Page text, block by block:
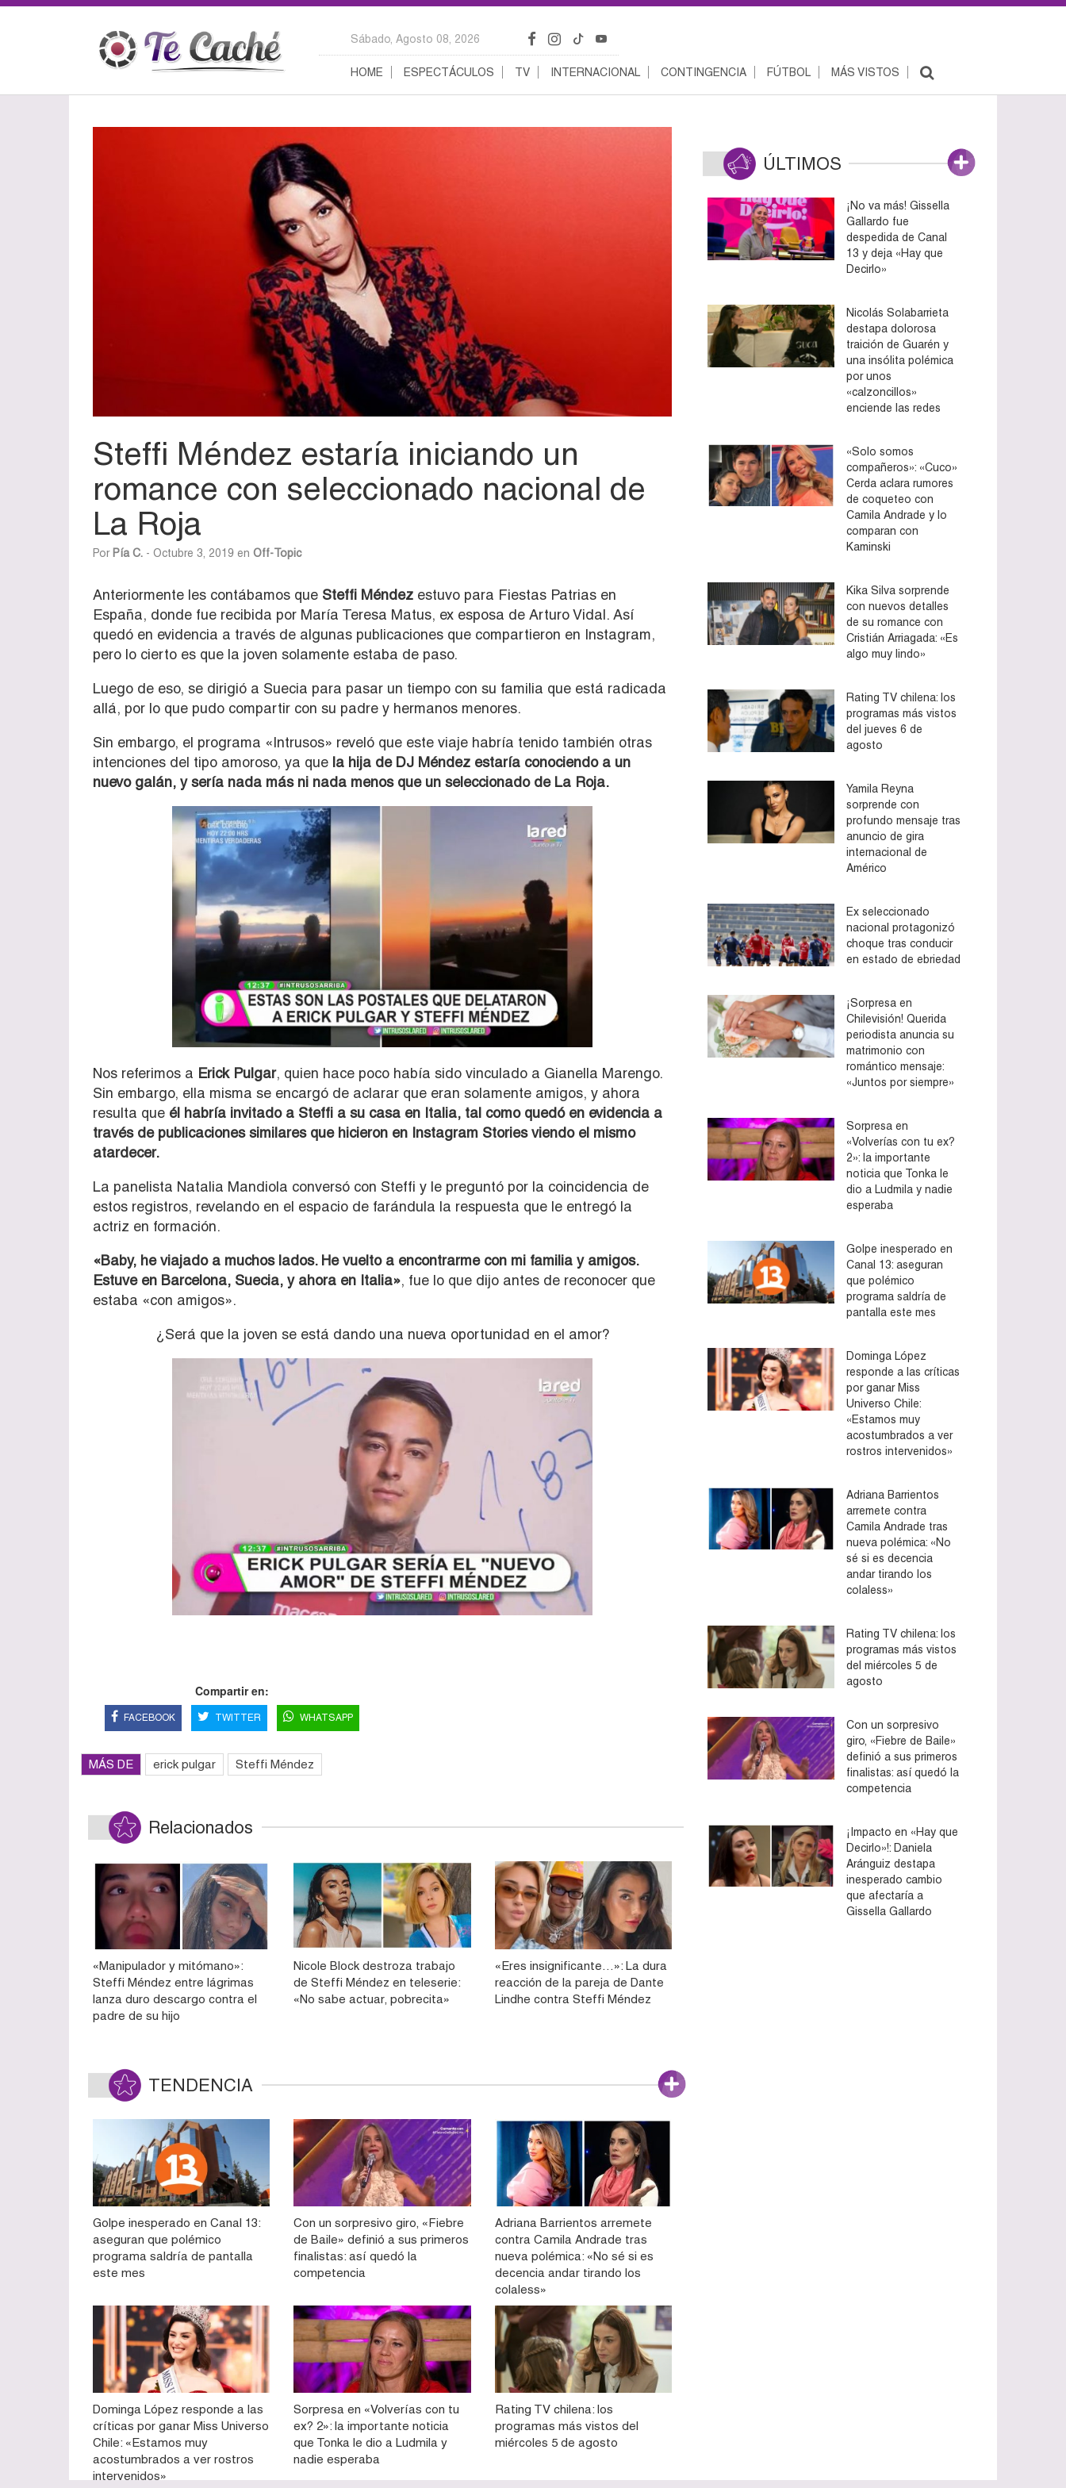
Sábado, Agosto 08, 2026
HOME ESPECTÁCULOS TV INTERNACIONAL CONTINGENCIA FÚTBOL MÁS VISTOS
Steffi Méndez estaría iniciando un
romance con seleccionado nacional de
La Roja
Por Pía C. - Octubre 3, 2019 en Off-Topic
Anteriormente les contábamos que Steffi Méndez estuvo para Fiestas Patrias en
España, donde fue recibida por María Teresa Matus, ex esposa de Arturo Vidal. Así
quedó en evidencia a través de algunas publicaciones que compartieron en Instagram,
pero lo cierto es que la joven solamente estaba de paso.
Luego de eso, se dirigió a Suecia para pasar un tiempo con su familia que está radicada
allá, por lo que pudo compartir con su padre y hermanos menores.
Sin embargo, el programa «Intrusos» reveló que este viaje habría tenido también otras
intenciones del tipo amoroso, ya que la hija de DJ Méndez estaría conociendo a un
nuevo galán, y sería nada más ni nada menos que un seleccionado de La Roja.
Nos referimos a Erick Pulgar, quien hace poco había sido vinculado a Gianella Marengo.
Sin embargo, ella misma se encargó de aclarar que eran solamente amigos, y ahora
resulta que él habría invitado a Steffi a su casa en Italia, tal como quedó en evidencia a
través de publicaciones similares que hicieron en Instagram Stories viendo el mismo
atardecer.
La panelista Natalia Mandiola conversó con Steffi y le preguntó por la coincidencia de
estos registros, revelando en el espacio de farándula la respuesta que le entregó la
actriz en formación.
«Baby, he viajado a muchos lados. He vuelto a encontrarme con mi familia y amigos.
Estuve en Barcelona, Suecia, y ahora en Italia», fue lo que dijo antes de reconocer que
estaba «con amigos».
¿Será que la joven se está dando una nueva oportunidad en el amor?
Compartir en:
FACEBOOK TWITTER WHATSAPP
MÁS DE erick pulgar Steffi Méndez
Relacionados
«Manipulador y mitómano»:
Steffi Méndez entre lágrimas
lanza duro descargo contra el
padre de su hijo
Nicole Block destroza trabajo
de Steffi Méndez en teleserie:
«No sabe actuar, pobrecita»
«Eres insignificante…»: La dura
reacción de la pareja de Dante
Lindhe contra Steffi Méndez
TENDENCIA
Golpe inesperado en Canal 13:
aseguran que polémico
programa saldría de pantalla
este mes
Con un sorpresivo giro, «Fiebre
de Baile» definió a sus primeros
finalistas: así quedó la
competencia
Adriana Barrientos arremete
contra Camila Andrade tras
nueva polémica: «No sé si es
decencia andar tirando los
colaless»
Dominga López responde a las
críticas por ganar Miss Universo
Chile: «Estamos muy
acostumbrados a ver rostros
intervenidos»
Sorpresa en «Volverías con tu
ex? 2»: la importante noticia
que Tonka le dio a Ludmila y
nadie esperaba
Rating TV chilena: los
programas más vistos del
miércoles 5 de agosto
ÚLTIMOS
¡No va más! Gissella
Gallardo fue
despedida de Canal
13 y deja «Hay que
Decirlo»
Nicolás Solabarrieta
destapa dolorosa
traición de Guarén y
una insólita polémica
por unos
«calzoncillos»
enciende las redes
«Solo somos
compañeros»: «Cuco»
Cerda aclara rumores
de coqueteo con
Camila Andrade y lo
comparan con
Kaminski
Kika Silva sorprende
con nuevos detalles
de su romance con
Cristián Arriagada: «Es
algo muy lindo»
Rating TV chilena: los
programas más vistos
del jueves 6 de
agosto
Yamila Reyna
sorprende con
profundo mensaje tras
anuncio de gira
internacional de
Américo
Ex seleccionado
nacional protagonizó
choque tras conducir
en estado de ebriedad
¡Sorpresa en
Chilevisión! Querida
periodista anuncia su
matrimonio con
romántico mensaje:
«Juntos por siempre»
Sorpresa en
«Volverías con tu ex?
2»: la importante
noticia que Tonka le
dio a Ludmila y nadie
esperaba
Golpe inesperado en
Canal 13: aseguran
que polémico
programa saldría de
pantalla este mes
Dominga López
responde a las críticas
por ganar Miss
Universo Chile:
«Estamos muy
acostumbrados a ver
rostros intervenidos»
Adriana Barrientos
arremete contra
Camila Andrade tras
nueva polémica: «No
sé si es decencia
andar tirando los
colaless»
Rating TV chilena: los
programas más vistos
del miércoles 5 de
agosto
Con un sorpresivo
giro, «Fiebre de Baile»
definió a sus primeros
finalistas: así quedó la
competencia
¡Impacto en «Hay que
Decirlo»!: Daniela
Aránguiz destapa
inesperado cambio
que afectaría a
Gissella Gallardo